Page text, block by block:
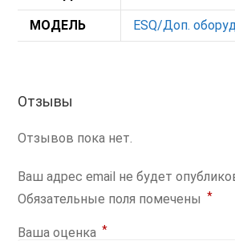
МОДЕЛЬ ESQ/Доп.
Отзывы
Отзывов пока нет.
Ваш адрес email не будет
Обязательные поля помечены *
Ваша оценка *